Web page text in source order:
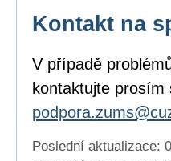
Kontakt na
V případě
kontaktujte prosím
Poslední aktualizace: